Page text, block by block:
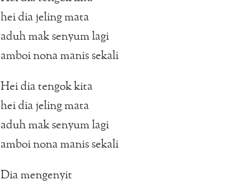
hei dia jeling mata
aduh mak senyum lagi
amboi nona manis sekali
Hei dia tengok kita
hei dia jeling mata
aduh mak senyum lagi
amboi nona manis sekali
Dia mengenyit